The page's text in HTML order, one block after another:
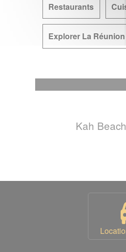
Restaurants
Explorer La Réunion
Kah